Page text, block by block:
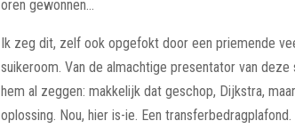
oren gewonnen…
Ik zeg dit, zelf ook opgefokt door een priemende
suikeroom. Van de almachtige presentator van
hem al zeggen: makkelijk dat geschop, Dijkstra,
oplossing. Nou, hier is-ie. Een